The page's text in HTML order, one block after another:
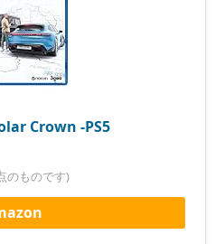
Crown -PS5
のものです)